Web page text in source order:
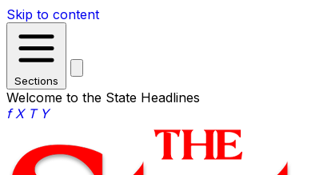
Skip to content
Sections
Welcome to the State Headlines
f X T Y